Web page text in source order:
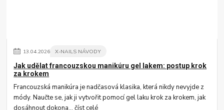
13.04.2026 X-NAILS NÁVODY
Jak udělat francouzskou manikúru gel lakem: postup krok
za krokem
Francouzská manikúra je nadčasová klasika, která nikdy nevyjde z
módy. Naučte se, jak ji vytvořit pomocí gel laku krok za krokem, jak
dosáhnout dokona...číst celé